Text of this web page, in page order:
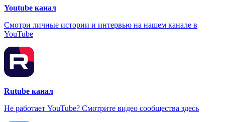
Youtube канал
Смотри личные истории и интервью на нашем канале в
YouTube
Rutube канал
Не работает YouTube? Смотрите видео сообщества здесь